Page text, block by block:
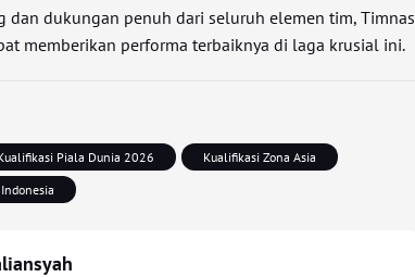
dan dukungan penuh dari seluruh elemen tim, Timnas
memberikan performa terbaiknya di laga krusial ini.
Piala Dunia 2026
Kualifikasi Zona Asia